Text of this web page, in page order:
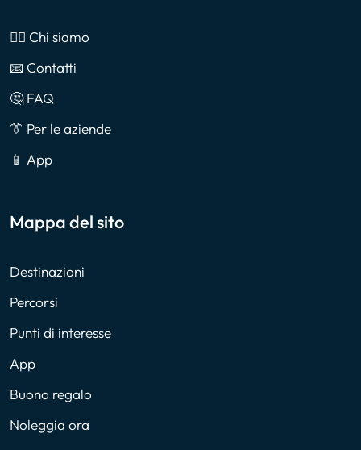
🙎‍♂️ Chi siamo
📧 Contatti
🤔 FAQ
👔 Per le aziende
📱 App
Mappa del sito
Destinazioni
Percorsi
Punti di interesse
App
Buono regalo
Noleggia ora